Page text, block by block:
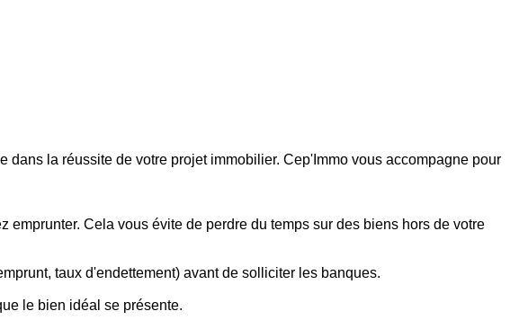
la réussite de votre projet immobilier. Cep'Immo vous accompagne pour
Cela vous évite de perdre du temps sur des biens hors de votre
taux d'endettement) avant de solliciter les banques.
le bien idéal se présente.